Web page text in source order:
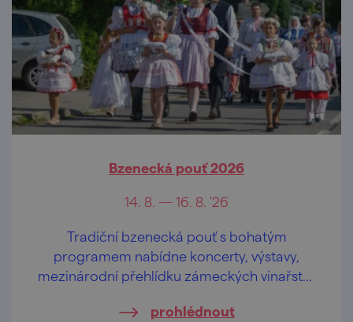
Bzenecká pouť 2026
14. 8. — 16. 8. '26
Tradiční bzenecká pouť s bohatým
programem nabídne koncerty, výstavy,
mezinárodní přehlídku zámeckých vinařství,
prohlédnout